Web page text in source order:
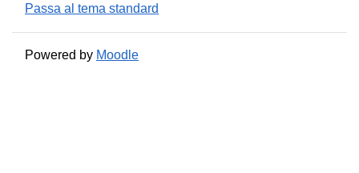
Passa al tema standard
Powered by Moodle